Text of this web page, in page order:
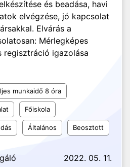
és beadása, havi
elvégzése, jó kapcsolat
Elvárás a
Mérlegképes
regisztráció igazolása
munkaidő 8 óra
Főiskola
Általános Beosztott
2022. 05. 11.